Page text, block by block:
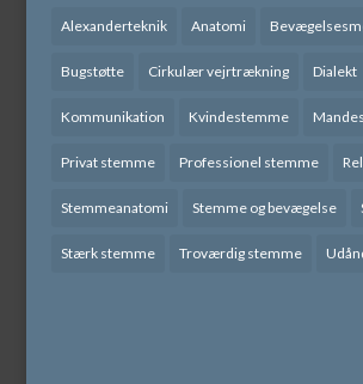
Alexanderteknik Anatomi
Bugstøtte Cirkulær vejrtrækning Dialekt
Kommunikation Kvindestemme
Privat stemme Professionel stemme
Stemmeanatomi Stemme og bevægelse
Stærk stemme Troværdig stemme